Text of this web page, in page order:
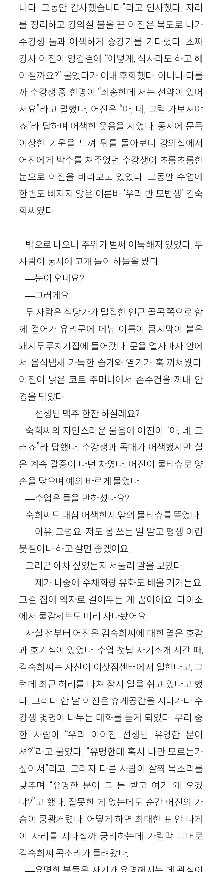
니다. 그동안 감사했습니다”라고 인사했다. 자리
를 정리하고 강의실 불을 끈 어진은 복도로 나가
수강생 둘과 어색하게 승강기를 기다렸다. 초짜
강사 어진이 엉겁결에 “어떻게, 식사라도 하고 헤
어질까요?” 물었다가 이내 후회했다. 아니나 다를
까 수강생 중 한명이 “죄송한데 저는 선약이 있어
서요”라고 말했다. 어진은 “아, 네, 그럼 가보셔야
죠”라 답하며 어색한 웃음을 지었다. 동시에 문득
이상한 기운을 느껴 뒤를 돌아보니 강의실에서
어진에게 박수를 쳐주었던 수강생이 초롱초롱한
눈으로 어진을 바라보고 있었다. 그동안 수업에
한번도 빠지지 않은 이른바 ‘우리 반 모범생’ 김숙
희씨였다.
밖으로 나오니 주위가 벌써 어둑해져 있었다. 두
사람이 동시에 고개 들어 하늘을 봤다.
―눈이 오네요?
―그러게요.
두 사람은 식당가가 밀집한 인근 골목 쪽으로 함
께 걸어가 유리문에 메뉴 이름이 큼지막이 붙은
돼지두루치기집에 들어갔다. 문을 열자마자 안에
서 음식냄새 가득한 습기와 열기가 훅 끼쳐왔다.
어진이 낡은 코트 주머니에서 손수건을 꺼내 안
경을 닦았다.
―선생님 맥주 한잔 하실래요?
숙희씨의 자연스러운 물음에 어진이 “아, 네, 그
러죠”라 답했다. 수강생과 독대가 어색했지만 실
은 계속 갈증이 나던 차였다. 어진이 물티슈로 양
손을 닦으며 예의 바르게 물었다.
―수업은 들을 만하셨나요?
숙희씨도 내심 어색한지 앞의 물티슈를 뜯었다.
―아유, 그럼요. 저도 몸 쓰는 일 말고 평생 이런
붓질이나 하고 살면 좋겠어요.
그러곤 아차 싶었는지 서둘러 말을 보탰다.
―제가 나중에 수채화랑 유화도 배울 거거든요.
그걸 집에 액자로 걸어두는 게 꿈이에요. 다이소
에서 물감세트도 미리 사다놨어요.
사실 전부터 어진은 김숙희씨에 대한 옅은 호감
과 호기심이 있었다. 수업 첫날 자기소개 시간 때,
김숙희씨는 자신이 이삿짐센터에서 일한다고, 그
런데 최근 허리를 다쳐 잠시 일을 쉬고 있다고 했
다. 그러다 한 날 어진은 휴게공간을 지나가다 수
강생 몇명이 나누는 대화를 듣게 되었다. 무리 중
한 사람이 “우리 이어진 선생님 유명한 분이
셔?”라고 물었다. “유명한데 혹시 나만 모르는가
싶어서”라고. 그러자 다른 사람이 살짝 목소리를
낮추며 “유명한 분이 그 돈 받고 여기 왜 오겠
냐?”고 했다. 잘못한 게 없는데도 순간 어진의 가
슴이 쿵쾅거렸다. 어떻게 하면 최대한 표 안 나게
이 자리를 지나칠까 궁리하는데 가림막 너머로
김숙희씨 목소리가 들려왔다.